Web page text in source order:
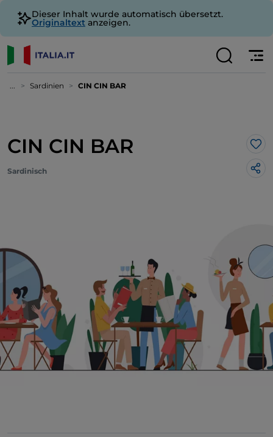
Dieser Inhalt wurde automatisch übersetzt.
Originaltext anzeigen.
... Sardinien CIN CIN BAR
CIN CIN BAR
Sardinisch